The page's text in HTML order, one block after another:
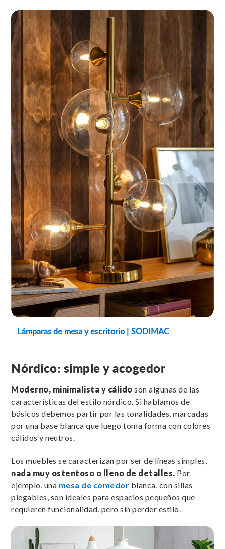
Lámparas de mesa y escritorio | SODIMAC
Nórdico: simple y acogedor
Moderno, minimalista y cálidoson algunas de las
características del estilo nórdico. Si hablamos de
básicos debemos partir por las tonalidades, marcadas
por una base blanca que luego toma forma con colores
cálidos y neutros.
Los muebles se caracterizan por ser de líneas simples,
nada muy ostentoso o lleno de detalles. Por
ejemplo, una mesa de comedor blanca, con sillas
plegables, son ideales para espacios pequeños que
requieren funcionalidad, pero sin perder estilo.